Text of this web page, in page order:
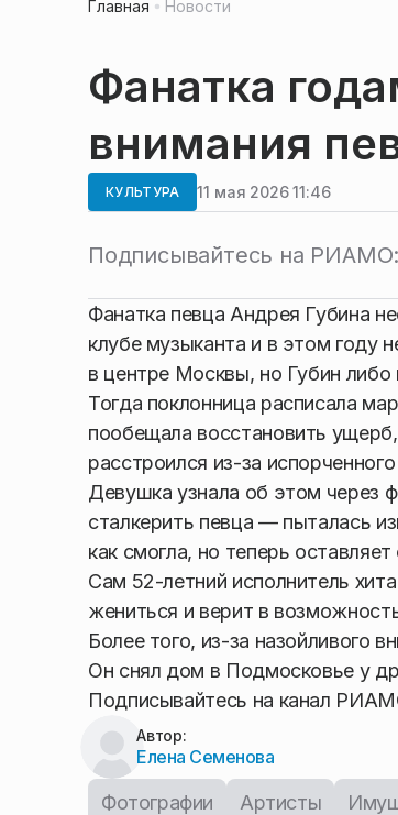
Главная Новости
Фанатка
внимания
КУЛЬТУРА 11 мая 2026 11:46
Подписывайтесь на РИАМО:
Фанатка певца Андрея Губина
клубе музыканта и в этом году
в центре Москвы, но Губин
Тогда поклонница расписала
пообещала восстановить
расстроился из-за
Девушка узнала об этом через
сталкерить певца — пыталась
как смогла, но теперь
Сам 52-летний исполнитель
жениться и верит в
Более того, из-за назойливого
Он снял дом в Подмосковье у
Подписывайтесь на канал
Автор:
Елена Семенова
Фотографии Артисты